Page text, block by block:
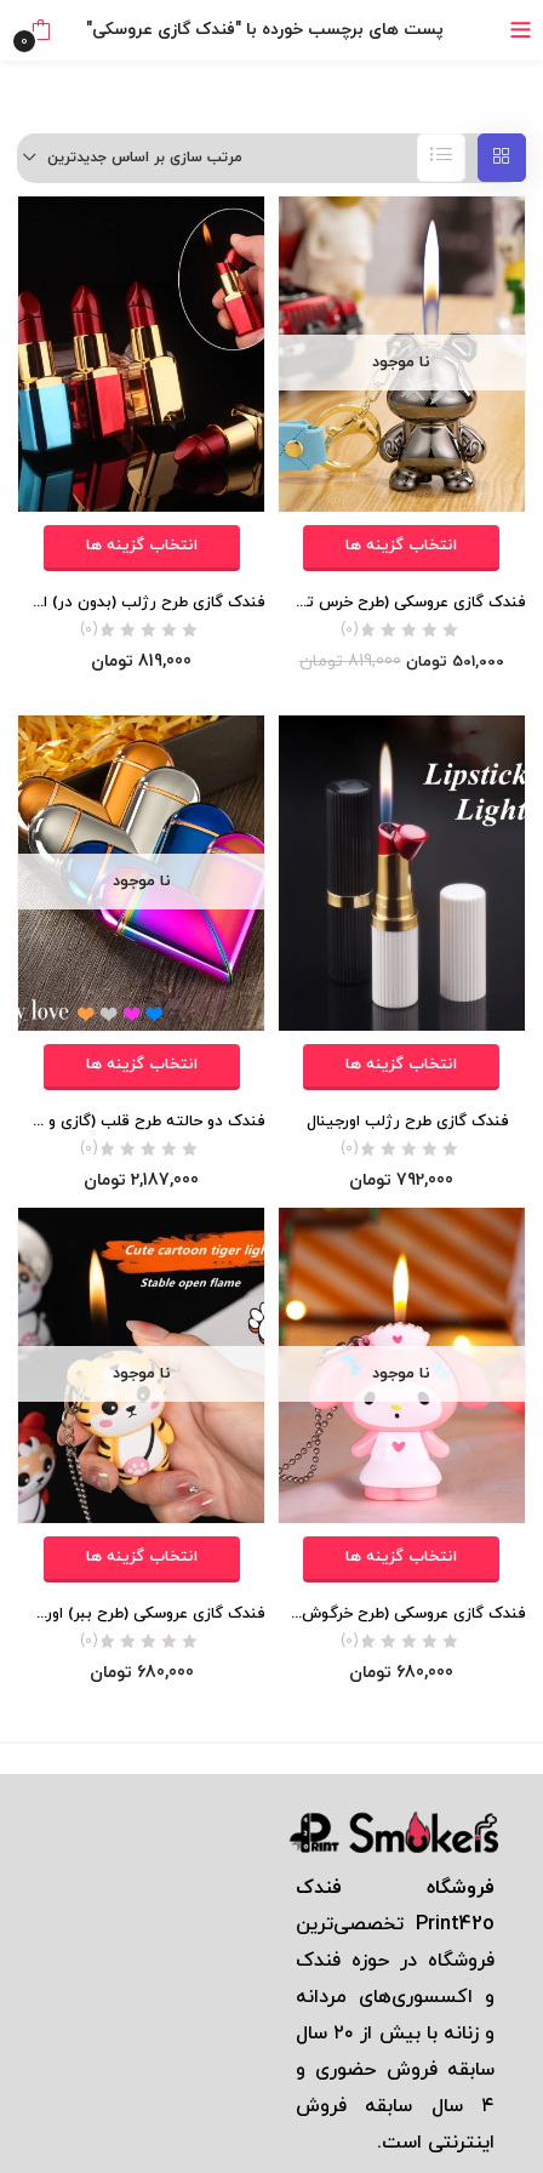
خرید قسطی با ترب‌پی
پست های برچسب خورده با "فندک گازی عروسکی" 0
مرتب سازی بر اساس جدیدترین
نا موجود
انتخاب گزینه ها
فندک گازی عروسکی (طرح خرس تدی) به همراه جاکلیدی اورجینال
(0)
501,000 تومان 819,000 تومان
انتخاب گزینه ها
فندک گازی طرح رژلب (بدون در) اورجینال
(0)
819,000 تومان
انتخاب گزینه ها
فندک گازی طرح رژلب اورجینال
(0)
792,000 تومان
نا موجود
انتخاب گزینه ها
فندک دو حالته طرح قلب (گازی و برقی) اورجینال
(0)
2,187,000 تومان
نا موجود
انتخاب گزینه ها
فندک گازی عروسکی (طرح خرگوش) به همراه جاکلیدی اورجینال
(0)
680,000 تومان
نا موجود
انتخاب گزینه ها
فندک گازی عروسکی (طرح ببر) اورجینال
(0)
680,000 تومان
فروشگاه فندک
Print42o تخصصی‌ترين
فروشگاه در حوزه فندک
و اكسسوری‌های مردانه
و زنانه با بيش از ٢٠ سال
سابقه فروش حضوری و
٤ سال سابقه فروش
اينترنتی است.